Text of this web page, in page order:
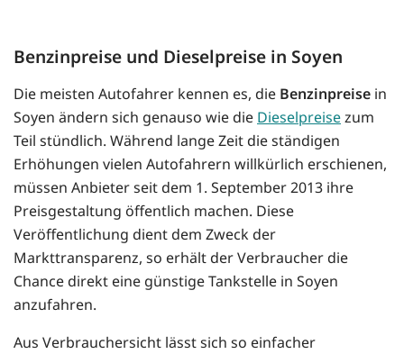
Benzinpreise und Dieselpreise in Soyen
Die meisten Autofahrer kennen es, die Benzinpreise in
Soyen ändern sich genauso wie die Dieselpreisezum
Teil stündlich. Während lange Zeit die ständigen
Erhöhungen vielen Autofahrern willkürlich erschienen,
müssen Anbieter seit dem 1. September 2013 ihre
Preisgestaltung öffentlich machen. Diese
Veröffentlichung dient dem Zweck der
Markttransparenz, so erhält der Verbraucher die
Chance direkt eine günstige Tankstelle in Soyen
anzufahren.
Aus Verbrauchersicht lässt sich so einfacher